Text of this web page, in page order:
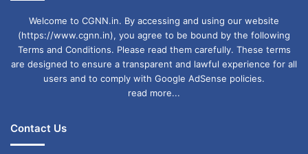
Welcome to CGNN.in. By accessing and using our website
(https://www.cgnn.in), you agree to be bound by the following
Terms and Conditions. Please read them carefully. These terms
are designed to ensure a transparent and lawful experience for all
users and to comply with Google AdSense policies.
read more...
Contact Us